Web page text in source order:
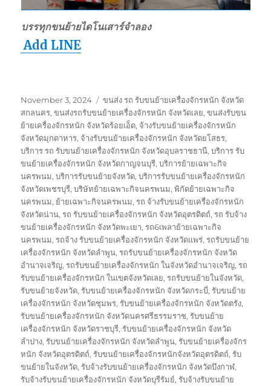
บรรทุกขนย้ายไดโนเสาร์จำลอง
Add LINE
Posted
on
November 3, 2024 Tags
ขนส่ง รถ รับขนย้ายเครื่องจักรหนัก จังหวัด
สกลนคร,ขนส่งรถรับขนย้ายเครื่องจักรหนัก จังหวัดเลย,ขนส่งรับขน
ย้ายเครื่องจักรหนัก จังหวัดร้อยเอ็ด, จ้างรับขนย้ายเครื่องจักรหนัก
จังหวัดมุกดาหาร, จ้างรับขนย้ายเครื่องจักรหนัก จังหวัดยโสธร,
บริการ รถ รับขนย้ายเครื่องจักรหนัก จังหวัดอุบลราชธานี,บริการ รับ
ขนย้ายเครื่องจักรหนัก จังหวัดกาญจนบุรี,บริการย้ายเฉพาะกิจ
นครพนม,บริการรับขนย้ายจังหวัด,บริการรับขนย้ายเครื่องจักรหนัก
จังหวัดเพชรบุรี,บริษัทย้ายเฉพาะกิจนครพนม,พิกัดย้ายเฉพาะกิจ
นครพนม, ย้ายเฉพาะกิจนครพนม,รถ จ้างรับขนย้ายเครื่องจักรหนัก
จังหวัดน่าน,รถ รับขนย้ายเครื่องจักรหนัก จังหวัดอุตรดิตถ์,รถ รับจ้าง
ขนย้ายเครื่องจักรหนัก จังหวัดพะเยา,รถ6เพลาย้ายเฉพาะกิจ
นครพนม,รถจ้าง รับขนย้ายเครื่องจักรหนัก จังหวัดแพร่,รถรับขนย้าย
เครื่องจักรหนัก จังหวัดลำพูน,รถรับขนย้ายเครื่องจักรหนัก จังหวัด
อำนาจเจริญ,รถรับขนย้ายเครื่องจักรหนัก ในจังหวัดอำนาจเจริญ,รถ
รับขนย้ายเครื่องจักรหนัก ในเขตจังหวัดเลย,รถรับขนย้ายในจังหวัด,
รับขนย้ายจังหวัด,รับขนย้ายเครื่องจักรหนัก จังหวัดกระบี่,รับขนย้าย
เครื่องจักรหนัก จังหวัดชุมพร,รับขนย้ายเครื่องจักรหนัก จังหวัดตรัง,
รับขนย้ายเครื่องจักรหนัก จังหวัดนครศรีธรรมราช,รับขนย้าย
เครื่องจักรหนัก จังหวัดราชบุรี,รับขนย้ายเครื่องจักรหนัก จังหวัด
ลำปาง,รับขนย้ายเครื่องจักรหนัก จังหวัดลำพูน,รับขนย้ายเครื่องจักร
หนัก จังหวัดอุตรดิตถ์,รับขนย้ายเครื่องจักรหนักจังหวัดอุตรดิตถ์,รับ
ขนย้ายในจังหวัด,รับจ้างรับขนย้ายเครื่องจักรหนัก จังหวัดบึงกาฬ,
รับจ้างรับขนย้ายเครื่องจักรหนัก จังหวัดบุรีรัมย์,รับจ้างรับขนย้าย